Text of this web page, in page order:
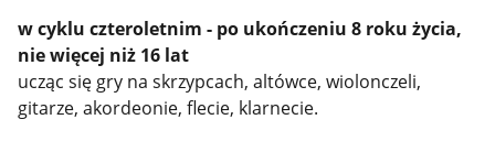
w cyklu czteroletnim - po ukończeniu 8 roku życia,
nie więcej niż 16 lat
ucząc się gry na skrzypcach, altówce, wiolonczeli,
gitarze, akordeonie, flecie, klarnecie.